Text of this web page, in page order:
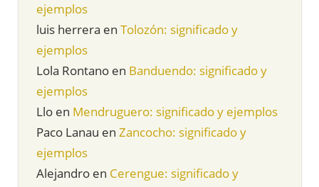
ejemplos
luis herrera en Tolozón: significado y
ejemplos
Lola Rontano en Banduendo: significado y
ejemplos
Llo en Mendruguero: significado y ejemplos
Paco Lanau en Zancocho: significado y
ejemplos
Alejandro en Cerengue: significado y